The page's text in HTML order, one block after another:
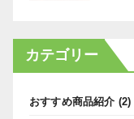
カテゴリー
おすすめ商品紹介 (2)